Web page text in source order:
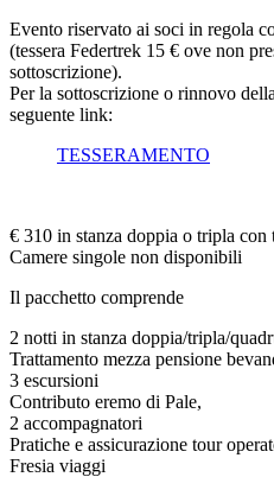
Evento riservato ai soci in regola
(tessera Federtrek 15 € ove non
sottoscrizione).
Per la sottoscrizione o rinnovo
seguente link:
TESSERAMENTO
€ 310 in stanza doppia o tripla con
Camere singole non disponibili
Il pacchetto comprende
2 notti in stanza doppia/tripla/
Trattamento mezza pensione
3 escursioni
Contributo eremo di Pale,
2 accompagnatori
Pratiche e assicurazione tour
Fresia viaggi